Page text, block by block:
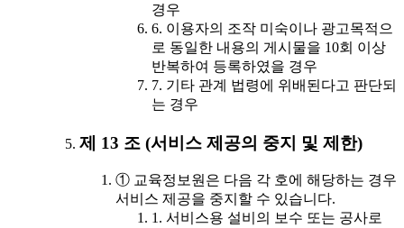
경우
6. 이용자의 조작 미숙이나 광고목적으
로 동일한 내용의 게시물을 10회 이상
반복하여 등록하였을 경우
7. 기타 관계 법령에 위배된다고 판단되
는 경우
제 13 조 (서비스 제공의 중지 및 제한)
① 교육정보원은 다음 각 호에 해당하는 경우
서비스 제공을 중지할 수 있습니다.
1. 서비스용 설비의 보수 또는 공사로